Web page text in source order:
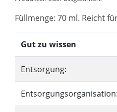
Füllmenge: 70 ml. Reicht
Gut zu wissen
Entsorgung:
Entsorgungsorganisation: